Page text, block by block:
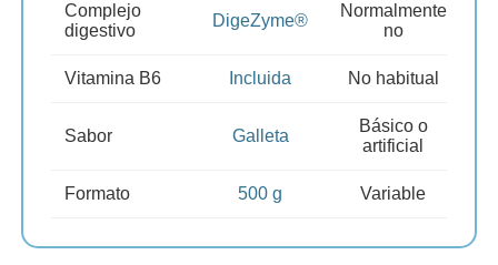
Complejo
digestivo
DigeZyme®
Normalmente
no
Vitamina B6 Incluida No habitual
Sabor Galleta
Básico o
artificial
Formato 500 g Variable